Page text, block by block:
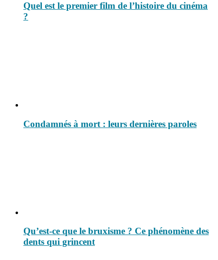
Quel est le premier film de l’histoire du cinéma
?
Condamnés à mort : leurs dernières paroles
Qu’est-ce que le bruxisme ? Ce phénomène des
dents qui grincent